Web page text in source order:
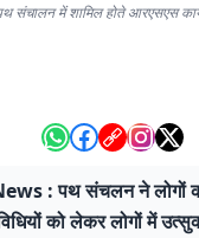
संचालन में शामिल होते आरएसएस
: पथ संचलन ने लोगों का
को लेकर लोगों में